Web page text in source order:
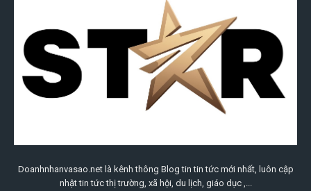
Doanhnhanvasao.net là kênh thông Blog tin tin tức mới nhất, luôn cập
nhật tin tức thị trường, xã hội, du lịch, giáo dục ,...